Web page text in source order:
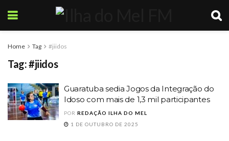
Home Tag #jiidos
Tag:#jiidos
Guaratuba sedia Jogos da Integração do
Idoso com mais de 1,3 mil participantes
POR REDAÇÃO ILHA DO MEL
1 DE OUTUBRO DE 2025